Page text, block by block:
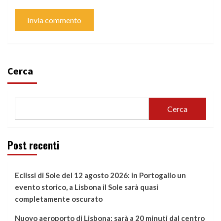
Cerca
Cerca
Post recenti
Eclissi di Sole del 12 agosto 2026: in Portogallo un
evento storico, a Lisbona il Sole sarà quasi
completamente oscurato
Nuovo aeroporto di Lisbona: sarà a 20 minuti dal centro